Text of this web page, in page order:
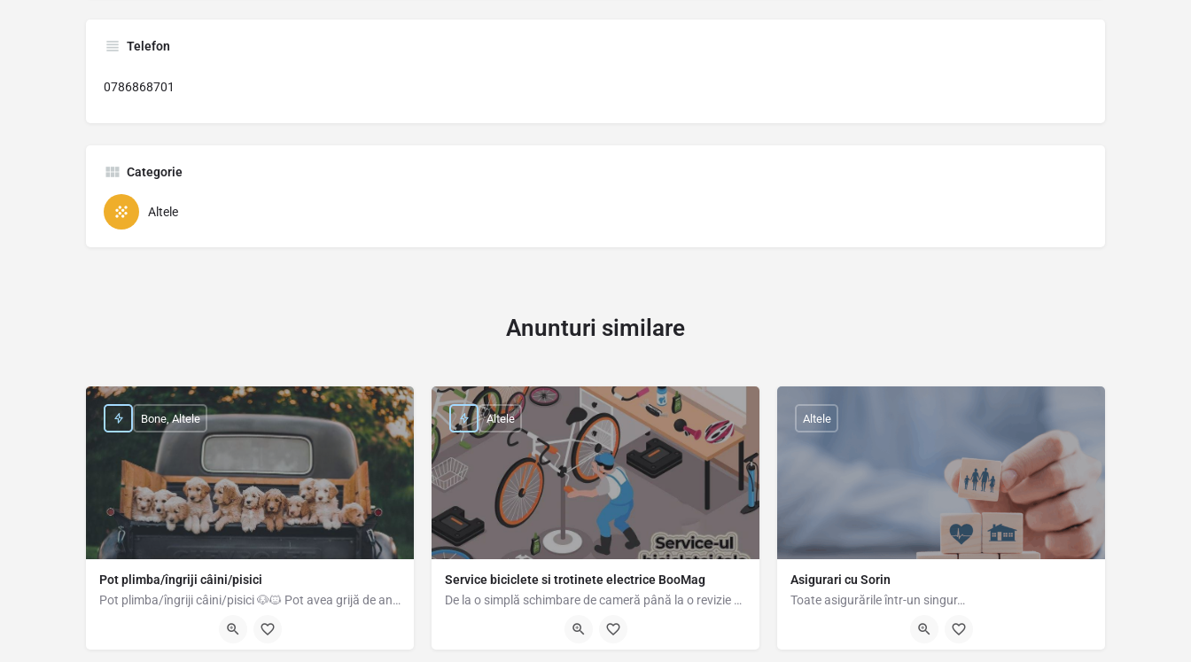
Telefon
0786868701
Categorie
Altele
Anunturi similare
Pot plimba/îngriji câini/pisici
Pot plimba/îngriji câini/pisici 🐶🐱 Pot avea grijă de animale de companie/plante cât timp proprietarii sunt…
Bone, Altele
Service biciclete si trotinete electrice BooMag
De la o simplă schimbare de cameră până la o revizie completă a bicicletei sau trotinetei electrice, la noi…
Altele
Asigurari cu Sorin
Toate asigurările într-un singur…
Altele